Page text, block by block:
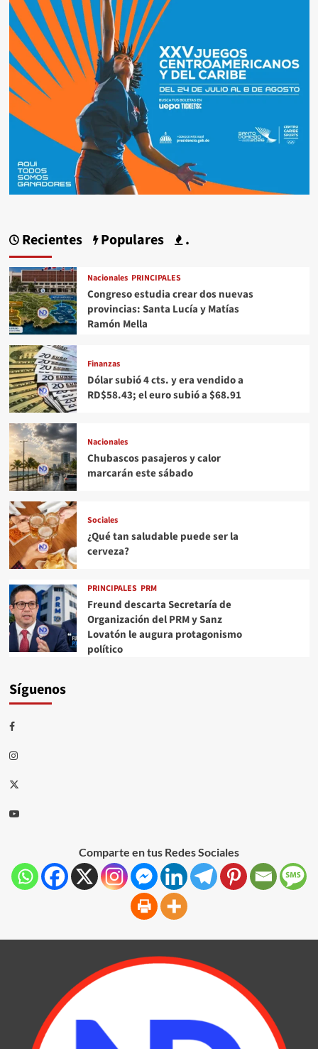
Recientes Populares .
Nacionales PRINCIPALES
Congreso estudia crear dos nuevas
provincias: Santa Lucía y Matías
Ramón Mella
Finanzas
Dólar subió 4 cts. y era vendido a
RD$58.43; el euro subió a $68.91
Nacionales
Chubascos pasajeros y calor
marcarán este sábado
Sociales
¿Qué tan saludable puede ser la
cerveza?
PRINCIPALES PRM
Freund descarta Secretaría de
Organización del PRM y Sanz
Lovatón le augura protagonismo
político
Síguenos
Comparte en tus Redes Sociales